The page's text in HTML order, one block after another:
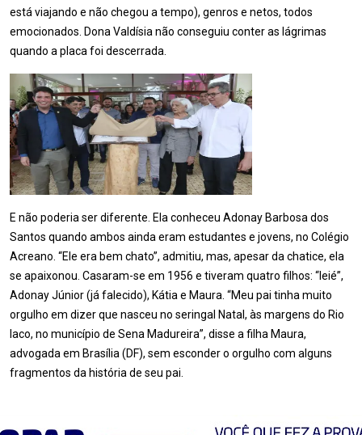
está viajando e não chegou a tempo), genros e netos, todos
emocionados. Dona Valdísia não conseguiu conter as lágrimas
quando a placa foi descerrada.
E não poderia ser diferente. Ela conheceu Adonay Barbosa dos
Santos quando ambos ainda eram estudantes e jovens, no Colégio
Acreano. “Ele era bem chato”, admitiu, mas, apesar da chatice, ela
se apaixonou. Casaram-se em 1956 e tiveram quatro filhos: “Ieié”,
Adonay Júnior (já falecido), Kátia e Maura. “Meu pai tinha muito
orgulho em dizer que nasceu no seringal Natal, às margens do Rio
Iaco, no município de Sena Madureira”, disse a filha Maura,
advogada em Brasília (DF), sem esconder o orgulho com alguns
fragmentos da história de seu pai.